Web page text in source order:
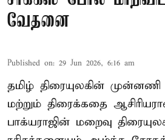
வேதனை
Published on: 29 Jun 2026, 6:16 am
தமிழ் திரையுலகின் முன்னணி
மற்றும் திரைக்கதை
பாக்யராஜின் மறைவு